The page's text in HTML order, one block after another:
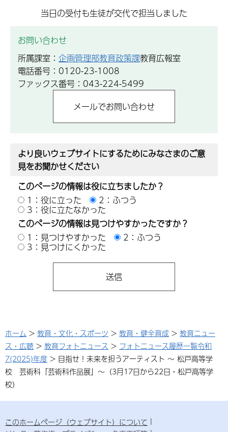
当日の受付も生徒が交代で担当しました
お問い合わせ
所属課室： 企画管理部教育政策課教育広報室
電話番号：0120-23-1008
ファックス番号：043-224-5499
より良いウェブサイトにするためにみなさまのご意
見をお聞かせください
このページの情報は役に立ちましたか？
1：役に立った
2：ふつう
3：役に立たなかった
このページの情報は見つけやすかったですか？
1：見つけやすかった
2：ふつう
3：見つけにくかった
ホーム > 教育・文化・スポーツ > 教育・健全育成 > 教育ニュー
ス・広聴 > 教育フォトニュース > フォトニュース履歴一覧令和
7(2025)年度 > 目指せ！未来を担うアーティスト ～ 松戸高等学
校 芸術科「芸術科作品展」～（3月17日から22日・松戸高等学
校）
このホームページ（ウェブサイト）について